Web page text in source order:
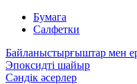
Бумага
Салфетки
Байланыстырғыштар мен
Эпоксидті шайыр
Сәндік әсерлер